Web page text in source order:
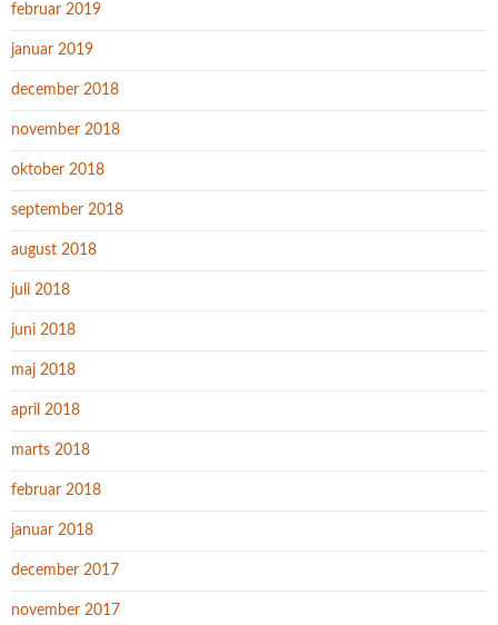
februar 2019
januar 2019
december 2018
november 2018
oktober 2018
september 2018
august 2018
juli 2018
juni 2018
maj 2018
april 2018
marts 2018
februar 2018
januar 2018
december 2017
november 2017